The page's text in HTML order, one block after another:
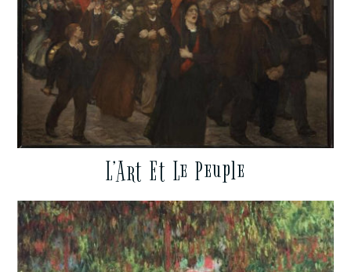
L’Art Et Le Peuple